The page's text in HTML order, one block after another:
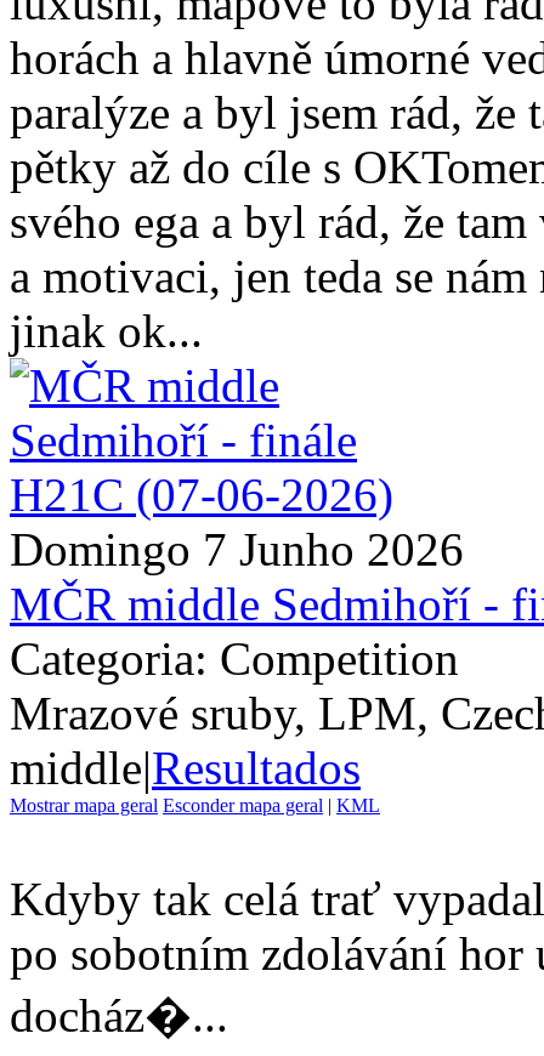
horách a hlavně úmorné
paralýze a byl jsem rád, že
pětky až do cíle s
svého ega a byl rád, že
a motivaci, jen teda se
jinak ok...
Domingo 7 Junho 2026
MČR middle Sedmihoří -
Categoria: Competition
Mrazové sruby, LPM,
middle|Resultados
Mostrar mapa geral Esconder mapa geral | KML
Kdyby tak celá trať
po sobotním zdolávání hor
docház�...